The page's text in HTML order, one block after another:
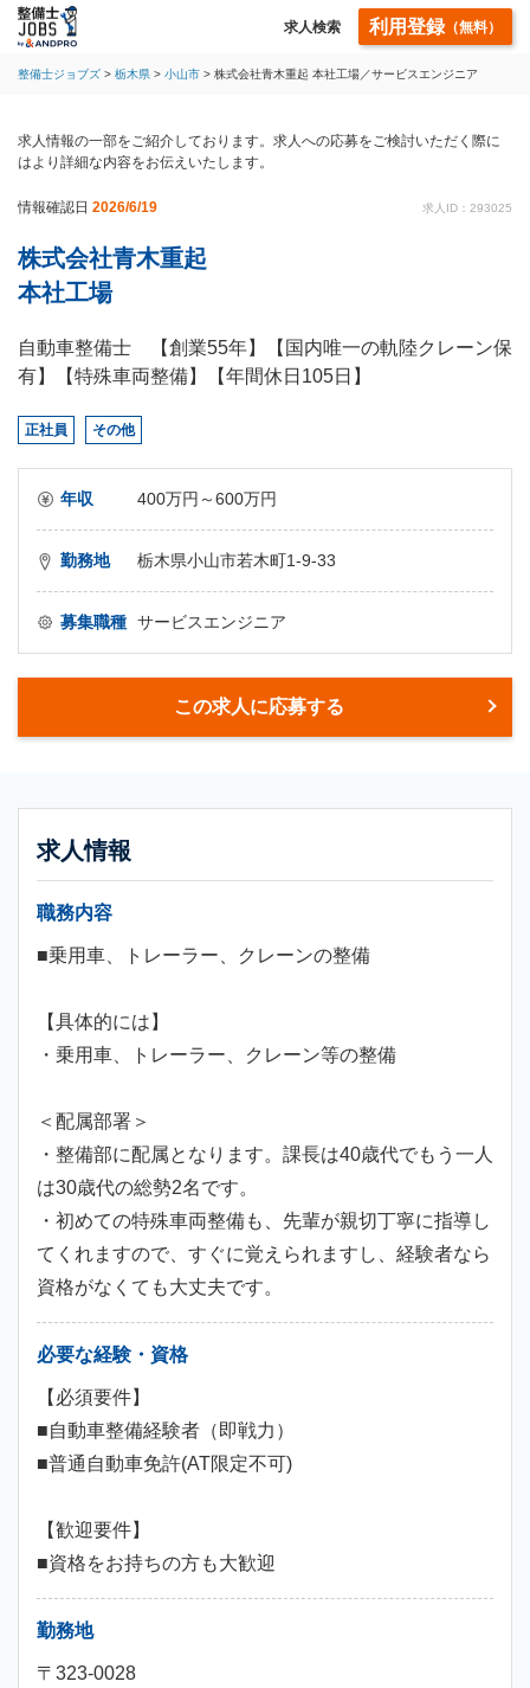
求人検索 利用登録（無料）
整備士ジョブズ 栃木県 小山市 株式会社青木重起 本社工場／サービスエンジニア
求人情報の一部をご紹介しております。求人への応募をご検討いただく際に
はより詳細な内容をお伝えいたします。
情報確認日 2026/6/19 求人ID：293025
株式会社青木重起
本社工場
自動車整備士 【創業55年】【国内唯一の軌陸クレーン保
有】【特殊車両整備】【年間休日105日】
正社員 その他
年収 400万円～600万円
勤務地 栃木県小山市若木町1-9-33
募集職種 サービスエンジニア
この求人に応募する
求人情報
職務内容
■乗用車、トレーラー、クレーンの整備
【具体的には】
・乗用車、トレーラー、クレーン等の整備
＜配属部署＞
・整備部に配属となります。課長は40歳代でもう一人
は30歳代の総勢2名です。
・初めての特殊車両整備も、先輩が親切丁寧に指導し
てくれますので、すぐに覚えられますし、経験者なら
資格がなくても大丈夫です。
必要な経験・資格
【必須要件】
■自動車整備経験者（即戦力）
■普通自動車免許(AT限定不可)
【歓迎要件】
■資格をお持ちの方も大歓迎
勤務地
〒323-0028